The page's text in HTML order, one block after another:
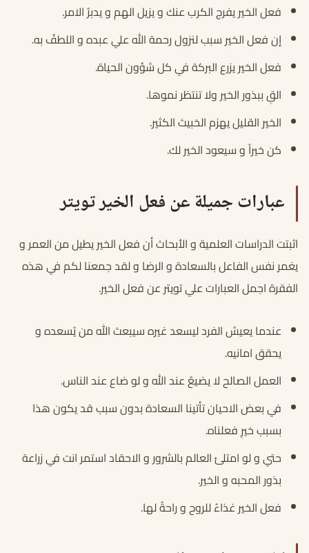
فعل الخير يفرج الكرب عنك و يزيل الهم و يدبرُ الامر.
إن فعل الخير سبب لنزول رحمة الله علي عبده و اللطفُ به.
فعل الخير يزرع البركة في كل شؤون الحياة.
القِ ببذور الخير ولا تنتظر نموها.
الخير القليل يهزم الخبيث الكثير.
كن خيراً و سيعود الخير لك.
عبارات جميلة عن فعل الخير تويتر
اثبتت الدراسات العلمية و الأبحاث أن فعل الخير يطيل من العمر و
يغمر نفس الفاعل بالسعادة و الرضا و لقد جمعنا لكم في هذه
الفقرة اجمل العبارات علي تويتر عن فعل الخير.
عندما يعيش الفرد ليسعد غيره سيبعث الله من يُسعده و
يحقق امانيه.
العمل الصالح لا يضيعُ عند الله و لو ضاع عند الناس.
في بعض الاحيان تأتينا السعادة بدون سبب قد يكون هذا
بسبب خيرِ فعلناه.
حتي و لو امتلئ العالم بالشرور و الاحقاد استمر انت في زراعة
بذور المحبه و الخير.
فعل الخير غذاءُ للروح و راحةُ لها.